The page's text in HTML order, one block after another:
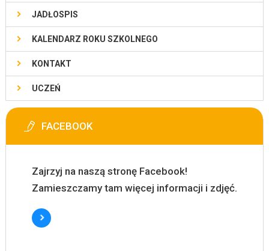
JADŁOSPIS
KALENDARZ ROKU SZKOLNEGO
KONTAKT
UCZEŃ
FACEBOOK
Zajrzyj na naszą stronę Facebook!
Zamieszczamy tam więcej informacji i zdjęć.